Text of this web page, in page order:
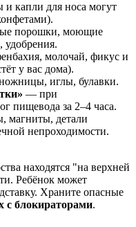
капли для носа могут
порошки, моющие
удобрения.
молочай, фикус и
у вас дома).
иглы, булавки.
— при
пищевода за 2–4 часа.
магниты, детали
непроходимости.
находятся "на верхней
Ребёнок может
Храните опасные
блокираторами.